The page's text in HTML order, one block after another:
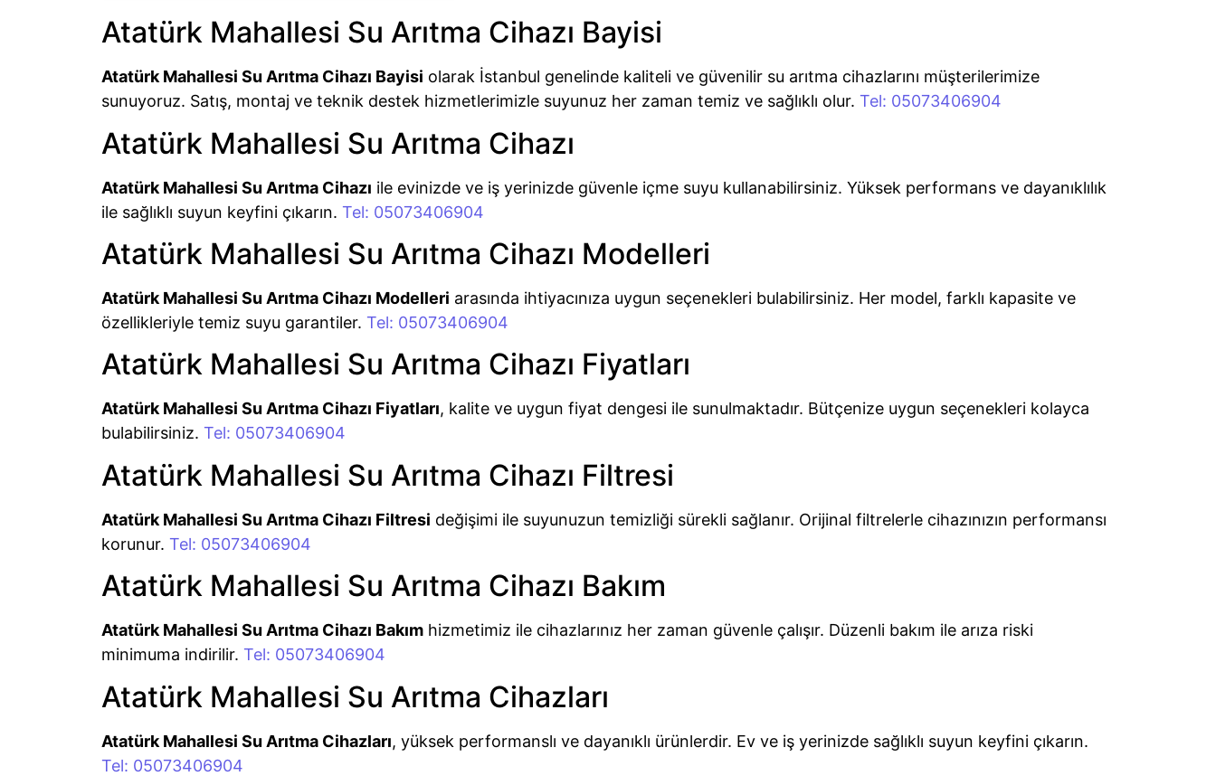
Atatürk Mahallesi Su Arıtma Cihazı Bayisi
Atatürk Mahallesi Su Arıtma Cihazı Bayisi olarak İstanbul genelinde kaliteli ve güvenilir su arıtma cihazlarını müşterilerimize
sunuyoruz. Satış, montaj ve teknik destek hizmetlerimizle suyunuz her zaman temiz ve sağlıklı olur. Tel: 05073406904
Atatürk Mahallesi Su Arıtma Cihazı
Atatürk Mahallesi Su Arıtma Cihazı ile evinizde ve iş yerinizde güvenle içme suyu kullanabilirsiniz. Yüksek performans ve dayanıklılık
ile sağlıklı suyun keyfini çıkarın. Tel: 05073406904
Atatürk Mahallesi Su Arıtma Cihazı Modelleri
Atatürk Mahallesi Su Arıtma Cihazı Modelleri arasında ihtiyacınıza uygun seçenekleri bulabilirsiniz. Her model, farklı kapasite ve
özellikleriyle temiz suyu garantiler. Tel: 05073406904
Atatürk Mahallesi Su Arıtma Cihazı Fiyatları
Atatürk Mahallesi Su Arıtma Cihazı Fiyatları, kalite ve uygun fiyat dengesi ile sunulmaktadır. Bütçenize uygun seçenekleri kolayca
bulabilirsiniz. Tel: 05073406904
Atatürk Mahallesi Su Arıtma Cihazı Filtresi
Atatürk Mahallesi Su Arıtma Cihazı Filtresi değişimi ile suyunuzun temizliği sürekli sağlanır. Orijinal filtrelerle cihazınızın performansı
korunur. Tel: 05073406904
Atatürk Mahallesi Su Arıtma Cihazı Bakım
Atatürk Mahallesi Su Arıtma Cihazı Bakım hizmetimiz ile cihazlarınız her zaman güvenle çalışır. Düzenli bakım ile arıza riski
minimuma indirilir. Tel: 05073406904
Atatürk Mahallesi Su Arıtma Cihazları
Atatürk Mahallesi Su Arıtma Cihazları, yüksek performanslı ve dayanıklı ürünlerdir. Ev ve iş yerinizde sağlıklı suyun keyfini çıkarın.
Tel: 05073406904